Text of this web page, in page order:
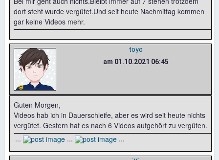
dort steht wurde vergütet.Und seit heute Nachmittag kommen
gar keine Videos mehr.
toyo
am 01.10.2021 06:45
Guten Morgen,
Videos hab ich in Dauerschleife, aber es wird seit heute nichts
vergütet. Gestern hat es nach 6 Videos aufgehört zu vergüten.
...
... ...